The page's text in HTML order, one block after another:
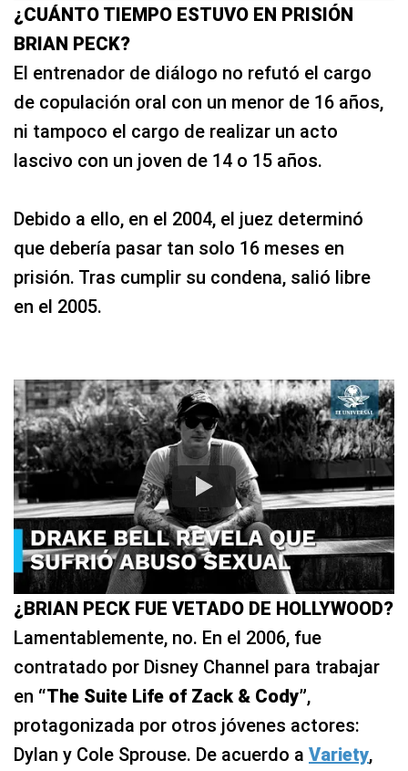
¿CUÁNTO TIEMPO ESTUVO EN PRISIÓN
BRIAN PECK?
El entrenador de diálogo no refutó el cargo
de copulación oral con un menor de 16 años,
ni tampoco el cargo de realizar un acto
lascivo con un joven de 14 o 15 años.
Debido a ello, en el 2004, el juez determinó
que debería pasar tan solo 16 meses en
prisión. Tras cumplir su condena, salió libre
en el 2005.
¿BRIAN PECK FUE VETADO DE HOLLYWOOD?
Lamentablemente, no. En el 2006, fue
contratado por Disney Channel para trabajar
en “The Suite Life of Zack & Cody”,
protagonizada por otros jóvenes actores:
Dylan y Cole Sprouse. De acuerdo a Variety,